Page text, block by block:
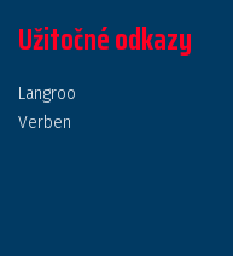
Užitočné odkazy
Langroo
Verben